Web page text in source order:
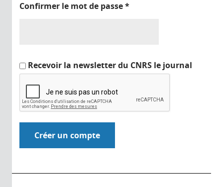
Confirmer le mot de passe*
Recevoir la newsletter du CNRS le journal